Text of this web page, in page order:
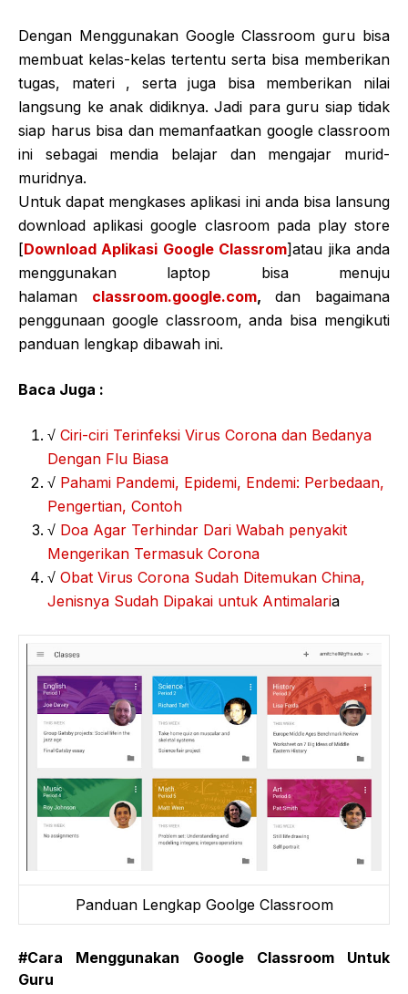
Dengan Menggunakan Google Classroom guru bisa
membuat kelas-kelas tertentu serta bisa memberikan
tugas, materi , serta juga bisa memberikan nilai
langsung ke anak didiknya. Jadi para guru siap tidak
siap harus bisa dan memanfaatkan google classroom
ini sebagai mendia belajar dan mengajar murid-
muridnya.
Untuk dapat mengkases aplikasi ini anda bisa lansung
download aplikasi google clasroom pada play store
[Download Aplikasi Google Classrom]atau jika anda
menggunakan laptop bisa menuju
halaman classroom.google.com, dan bagaimana
penggunaan google classroom, anda bisa mengikuti
panduan lengkap dibawah ini.
Baca Juga :
√ Ciri-ciri Terinfeksi Virus Corona dan Bedanya
Dengan Flu Biasa
√ Pahami Pandemi, Epidemi, Endemi: Perbedaan,
Pengertian, Contoh
√ Doa Agar Terhindar Dari Wabah penyakit
Mengerikan Termasuk Corona
√ Obat Virus Corona Sudah Ditemukan China,
Jenisnya Sudah Dipakai untuk Antimalaria
Panduan Lengkap Goolge Classroom
#Cara Menggunakan Google Classroom Untuk
Guru